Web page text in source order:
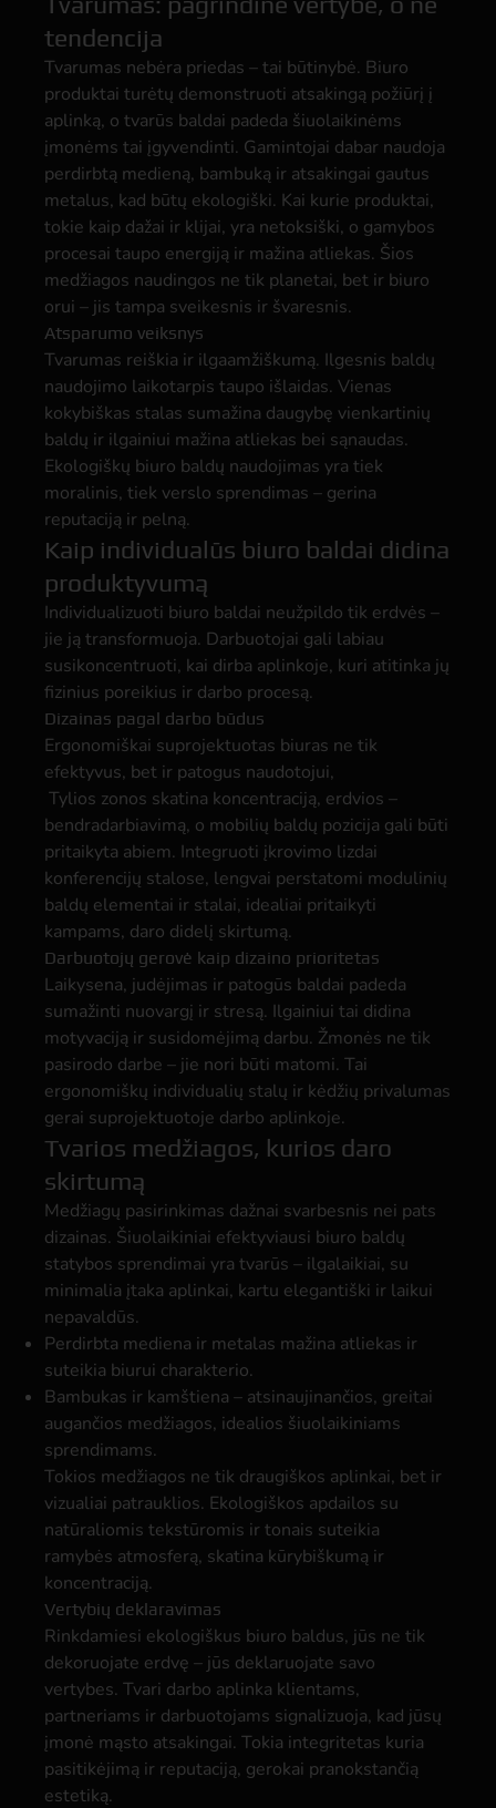
tendencija
Tvarumas nebėra priedas – tai būtinybė. Biuro
produktai turėtų demonstruoti atsakingą požiūrį į
aplinką, o tvarūs baldai padeda šiuolaikinėms
įmonėms tai įgyvendinti. Gamintojai dabar naudoja
perdirbtą medieną, bambuką ir atsakingai gautus
metalus, kad būtų ekologiški. Kai kurie produktai,
tokie kaip dažai ir klijai, yra netoksiški, o gamybos
procesai taupo energiją ir mažina atliekas. Šios
medžiagos naudingos ne tik planetai, bet ir biuro
orui – jis tampa sveikesnis ir švaresnis.
Atsparumo veiksnys
Tvarumas reiškia ir ilgaamžiškumą. Ilgesnis baldų
naudojimo laikotarpis taupo išlaidas. Vienas
kokybiškas stalas sumažina daugybę vienkartinių
baldų ir ilgainiui mažina atliekas bei sąnaudas.
Ekologiškų biuro baldų naudojimas yra tiek
moralinis, tiek verslo sprendimas – gerina
reputaciją ir pelną.
Kaip individualūs biuro baldai didina
produktyvumą
Individualizuoti biuro baldai neužpildo tik erdvės –
jie ją transformuoja. Darbuotojai gali labiau
susikoncentruoti, kai dirba aplinkoje, kuri atitinka jų
fizinius poreikius ir darbo procesą.
Dizainas pagal darbo būdus
Ergonomiškai suprojektuotas biuras ne tik
efektyvus, bet ir patogus naudotojui,
Tylios zonos skatina koncentraciją, erdvios –
bendradarbiavimą, o mobilių baldų pozicija gali būti
pritaikyta abiem. Integruoti įkrovimo lizdai
konferencijų stalose, lengvai perstatomi modulinių
baldų elementai ir stalai, idealiai pritaikyti
kampams, daro didelį skirtumą.
Darbuotojų gerovė kaip dizaino prioritetas
Laikysena, judėjimas ir patogūs baldai padeda
sumažinti nuovargį ir stresą. Ilgainiui tai didina
motyvaciją ir susidomėjimą darbu. Žmonės ne tik
pasirodo darbe – jie nori būti matomi. Tai
ergonomiškų individualių stalų ir kėdžių privalumas
gerai suprojektuotoje darbo aplinkoje.
Tvarios medžiagos, kurios daro
skirtumą
Medžiagų pasirinkimas dažnai svarbesnis nei pats
dizainas. Šiuolaikiniai efektyviausi biuro baldų
statybos sprendimai yra tvarūs – ilgalaikiai, su
minimalia įtaka aplinkai, kartu elegantiški ir laikui
nepavaldūs.
Perdirbta mediena ir metalas mažina atliekas ir
suteikia biurui charakterio.
Bambukas ir kamštiena – atsinaujinančios, greitai
augančios medžiagos, idealios šiuolaikiniams
sprendimams.
Tokios medžiagos ne tik draugiškos aplinkai, bet ir
vizualiai patrauklios. Ekologiškos apdailos su
natūraliomis tekstūromis ir tonais suteikia
ramybės atmosferą, skatina kūrybiškumą ir
koncentraciją.
Vertybių deklaravimas
Rinkdamiesi ekologiškus biuro baldus, jūs ne tik
dekoruojate erdvę – jūs deklaruojate savo
vertybes. Tvari darbo aplinka klientams,
partneriams ir darbuotojams signalizuoja, kad jūsų
įmonė mąsto atsakingai. Tokia integritetas kuria
pasitikėjimą ir reputaciją, gerokai pranokstančią
estetiką.